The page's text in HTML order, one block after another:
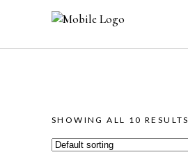
SHOWING ALL 10 RESULTS